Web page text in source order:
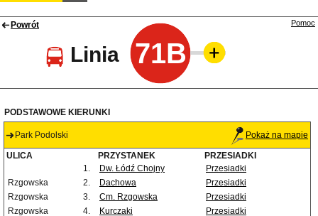
Powrót
Linia 71B
Pomoc
PODSTAWOWE KIERUNKI
Park Podolski Pokaż na mapie
ULICA PRZYSTANEK
PRZESIADKI
1.
Dw. Łódź Chojny
Przesiadki
Rzgowska
2. Dachowa
Przesiadki
Rzgowska
3. Cm. Rzgowska
Przesiadki
Rzgowska
4. Kurczaki
Przesiadki